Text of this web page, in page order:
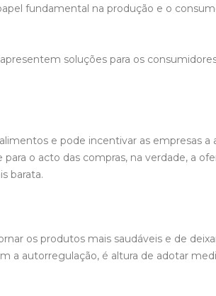
fundamental na produção e o
soluções para os
e pode incentivar as empresas
o acto das compras, na verdade, a
barata.
os produtos mais saudáveis e de
a autorregulação, é altura de adotar